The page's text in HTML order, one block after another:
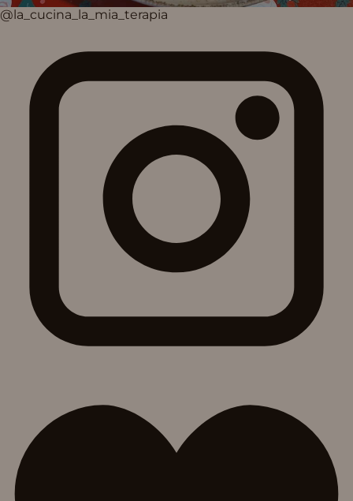
@la_cucina_la_mia_terapia